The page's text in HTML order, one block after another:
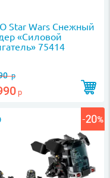
Star Wars Снежный
«Силовой
75414
р
р